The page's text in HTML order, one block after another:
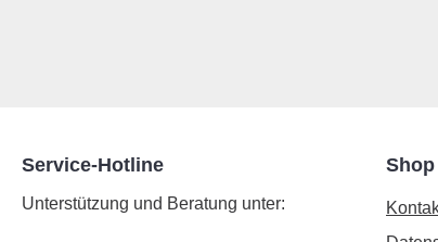
Service-Hotline
Unterstützung und Beratung unter: